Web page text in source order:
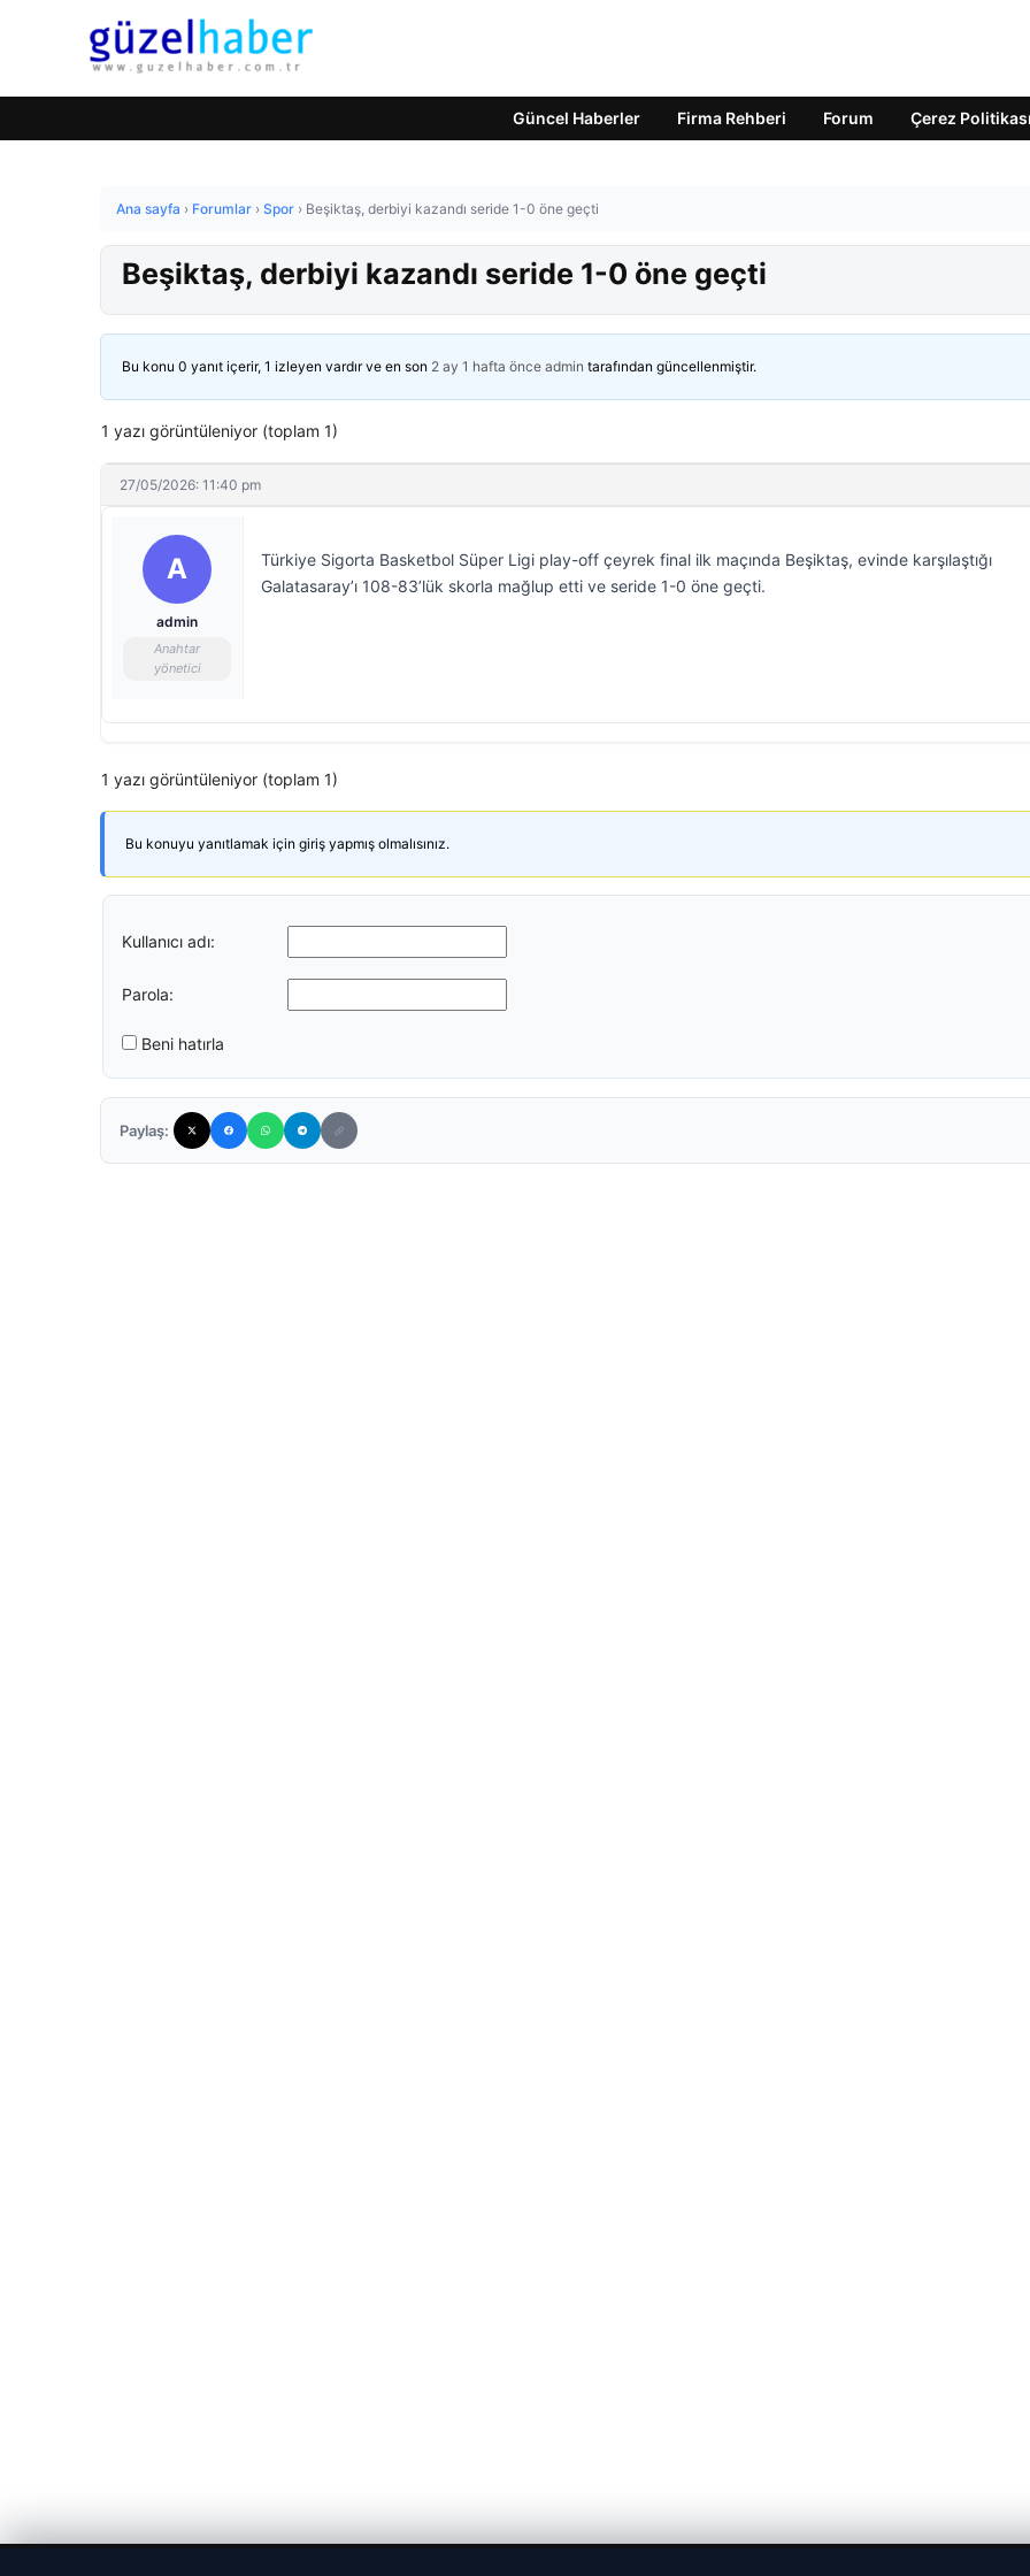
Güncel Haberler Firma Rehberi Forum Çerez Politikası
Ana sayfa › Forumlar › Spor › Beşiktaş, derbiyi kazandı seride 1-0 öne geçti
Beşiktaş, derbiyi kazandı seride 1-0 öne geçti
Bu konu 0 yanıt içerir, 1 izleyen vardır ve en son 2 ay 1 hafta önce admin tarafından güncellenmiştir.
1 yazı görüntüleniyor (toplam 1)
27/05/2026: 11:40 pm
A
admin
Anahtar
yönetici
Türkiye Sigorta Basketbol Süper Ligi play-off çeyrek final ilk maçında Beşiktaş, evinde karşılaştığı
Galatasaray’ı 108-83’lük skorla mağlup etti ve seride 1-0 öne geçti.
1 yazı görüntüleniyor (toplam 1)
Bu konuyu yanıtlamak için giriş yapmış olmalısınız.
Kullanıcı adı:
Parola:
Beni hatırla
Paylaş: